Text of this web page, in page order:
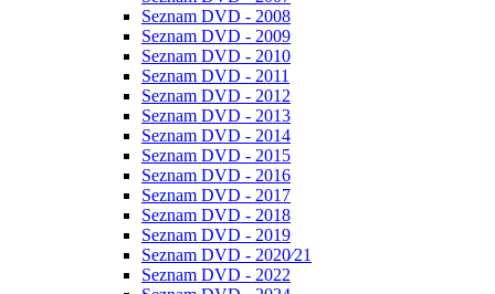
Seznam DVD - 2008
Seznam DVD - 2009
Seznam DVD - 2010
Seznam DVD - 2011
Seznam DVD - 2012
Seznam DVD - 2013
Seznam DVD - 2014
Seznam DVD - 2015
Seznam DVD - 2016
Seznam DVD - 2017
Seznam DVD - 2018
Seznam DVD - 2019
Seznam DVD - 2020⁄21
Seznam DVD - 2022